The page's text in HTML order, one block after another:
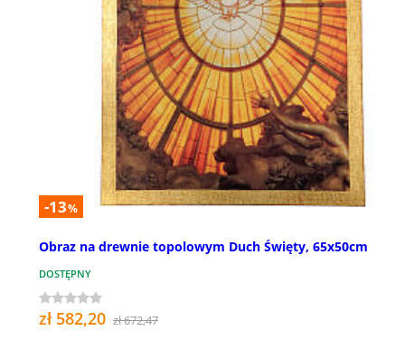
-13%
Obraz na drewnie topolowym Duch Święty, 65x50cm
DOSTĘPNY
zł 582,20 zł 672,47